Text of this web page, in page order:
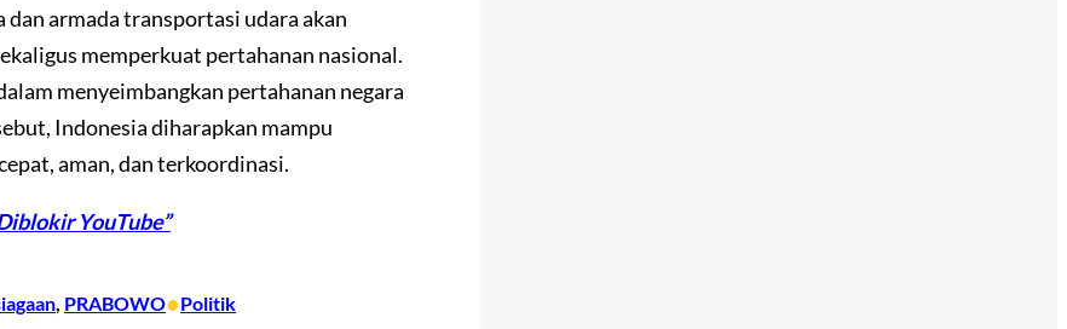
armada transportasi udara akan
memperkuat pertahanan nasional.
menyeimbangkan pertahanan negara
Indonesia diharapkan mampu
aman, dan terkoordinasi.
YouTube”
, PRABOWO•Politik